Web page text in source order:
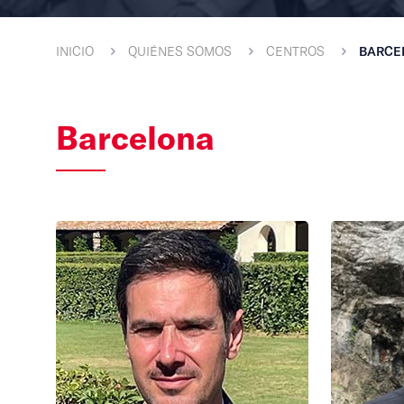
INICIO QUIÉNES SOMOS CENTROS
Barcelona